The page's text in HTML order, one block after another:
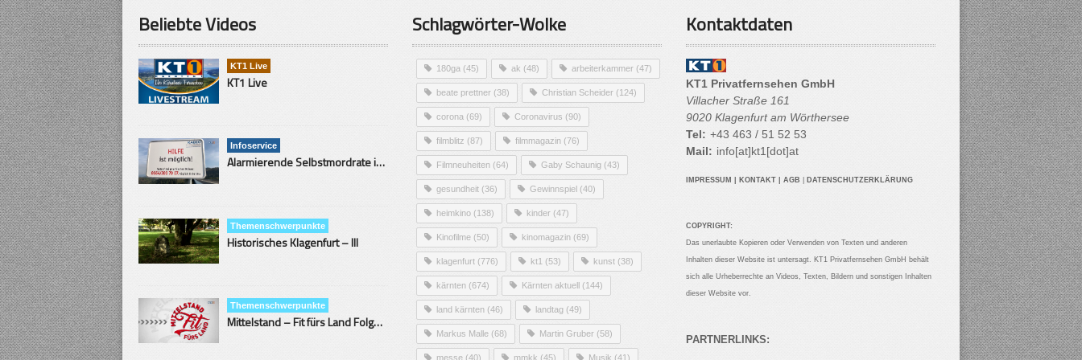
Beliebte Videos
KT1 Live
KT1 Live
Infoservice
Alarmierende Selbstmordrate in Kärnten
Themenschwerpunkte
Historisches Klagenfurt – III
Themenschwerpunkte
Mittelstand – Fit fürs Land Folge 9- Konditor
Schlagwörter-Wolke
180ga (45) ak (48) arbeiterkammer (47)
beate prettner (38) Christian Scheider (124)
corona (69) Coronavirus (90)
filmblitz (87) filmmagazin (76)
Filmneuheiten (64) Gaby Schaunig (43)
gesundheit (36) Gewinnspiel (40)
heimkino (138) kinder (47)
Kinofilme (50) kinomagazin (69)
klagenfurt (776) kt1 (53) kunst (38)
kärnten (674) Kärnten aktuell (144)
land kärnten (46) landtag (49)
Markus Malle (68) Martin Gruber (58)
messe (40) mmkk (45) Musik (41)
Kontaktdaten
KT1 Privatfernsehen GmbH
Villacher Straße 161
9020 Klagenfurt am Wörthersee
Tel: +43 463 / 51 52 53
Mail: info[at]kt1[dot]at
IMPRESSUM KONTAKT AGB DATENSCHUTZERKLÄRUNG
COPYRIGHT:
Das unerlaubte Kopieren oder Verwenden von Texten und anderen
Inhalten dieser Website ist untersagt. KT1 Privatfernsehen GmbH behält
sich alle Urheberrechte an Videos, Texten, Bildern und sonstigen Inhalten
dieser Website vor.
PARTNERLINKS: